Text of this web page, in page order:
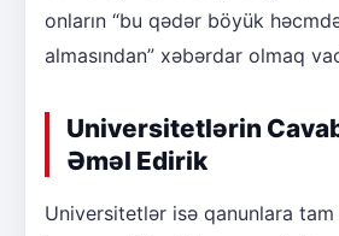
onların “bu qədər böyük
almasından” xəbərdar olmaq
Universitetlərin
Əməl Edirik
Universitetlər isə qanunlara